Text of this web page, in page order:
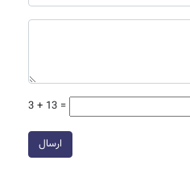
3 + 13 =
ارسال